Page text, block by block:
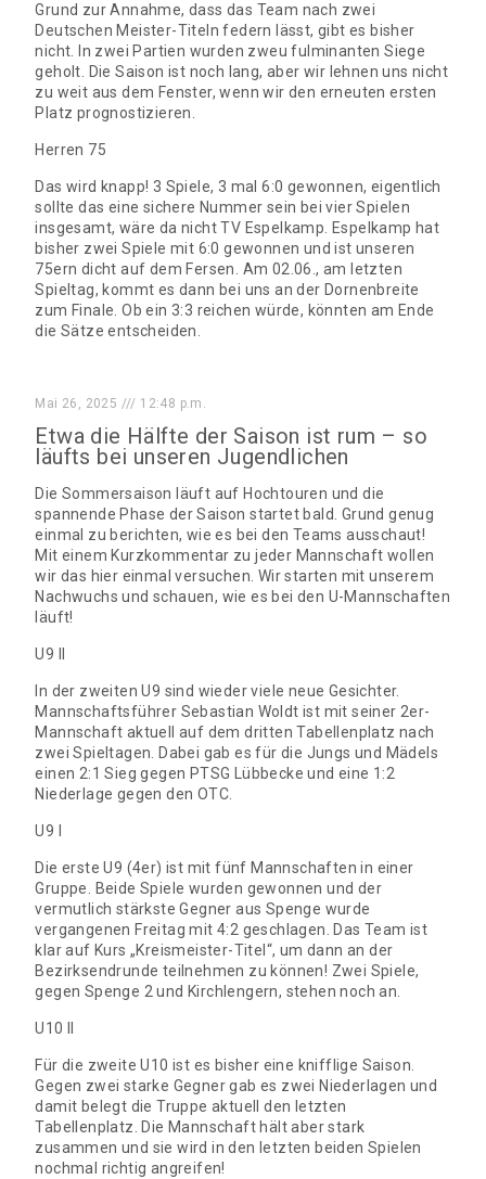
Grund zur Annahme, dass das Team nach zwei
Deutschen Meister-Titeln federn lässt, gibt es bisher
nicht. In zwei Partien wurden zweu fulminanten Siege
geholt. Die Saison ist noch lang, aber wir lehnen uns nicht
zu weit aus dem Fenster, wenn wir den erneuten ersten
Platz prognostizieren.
Herren 75
Das wird knapp! 3 Spiele, 3 mal 6:0 gewonnen, eigentlich
sollte das eine sichere Nummer sein bei vier Spielen
insgesamt, wäre da nicht TV Espelkamp. Espelkamp hat
bisher zwei Spiele mit 6:0 gewonnen und ist unseren
75ern dicht auf dem Fersen. Am 02.06., am letzten
Spieltag, kommt es dann bei uns an der Dornenbreite
zum Finale. Ob ein 3:3 reichen würde, könnten am Ende
die Sätze entscheiden.
Mai 26, 2025 12:48 p.m.
Etwa die Hälfte der Saison ist rum – so
läufts bei unseren Jugendlichen
Die Sommersaison läuft auf Hochtouren und die
spannende Phase der Saison startet bald. Grund genug
einmal zu berichten, wie es bei den Teams ausschaut!
Mit einem Kurzkommentar zu jeder Mannschaft wollen
wir das hier einmal versuchen. Wir starten mit unserem
Nachwuchs und schauen, wie es bei den U-Mannschaften
läuft!
U9 II
In der zweiten U9 sind wieder viele neue Gesichter.
Mannschaftsführer Sebastian Woldt ist mit seiner 2er-
Mannschaft aktuell auf dem dritten Tabellenplatz nach
zwei Spieltagen. Dabei gab es für die Jungs und Mädels
einen 2:1 Sieg gegen PTSG Lübbecke und eine 1:2
Niederlage gegen den OTC.
U9 I
Die erste U9 (4er) ist mit fünf Mannschaften in einer
Gruppe. Beide Spiele wurden gewonnen und der
vermutlich stärkste Gegner aus Spenge wurde
vergangenen Freitag mit 4:2 geschlagen. Das Team ist
klar auf Kurs „Kreismeister-Titel“, um dann an der
Bezirksendrunde teilnehmen zu können! Zwei Spiele,
gegen Spenge 2 und Kirchlengern, stehen noch an.
U10 II
Für die zweite U10 ist es bisher eine knifflige Saison.
Gegen zwei starke Gegner gab es zwei Niederlagen und
damit belegt die Truppe aktuell den letzten
Tabellenplatz. Die Mannschaft hält aber stark
zusammen und sie wird in den letzten beiden Spielen
nochmal richtig angreifen!